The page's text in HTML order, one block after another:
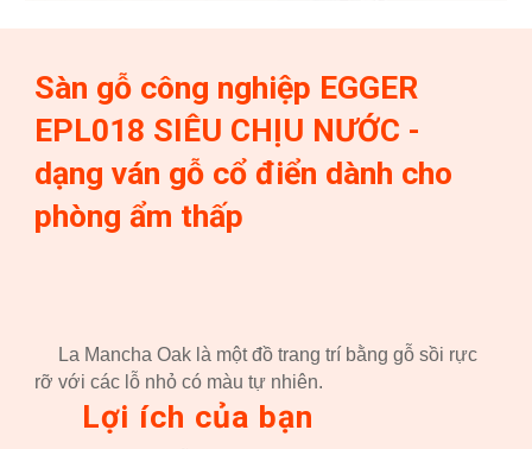
Sàn gỗ công nghiệp EGGER
EPL018 SIÊU CHỊU NƯỚC -
dạng ván gỗ cổ điển dành cho
phòng ẩm thấp
La Mancha Oak là một đồ trang trí bằng gỗ sồi rực
rỡ với các lỗ nhỏ có màu tự nhiên.
Lợi ích của bạn